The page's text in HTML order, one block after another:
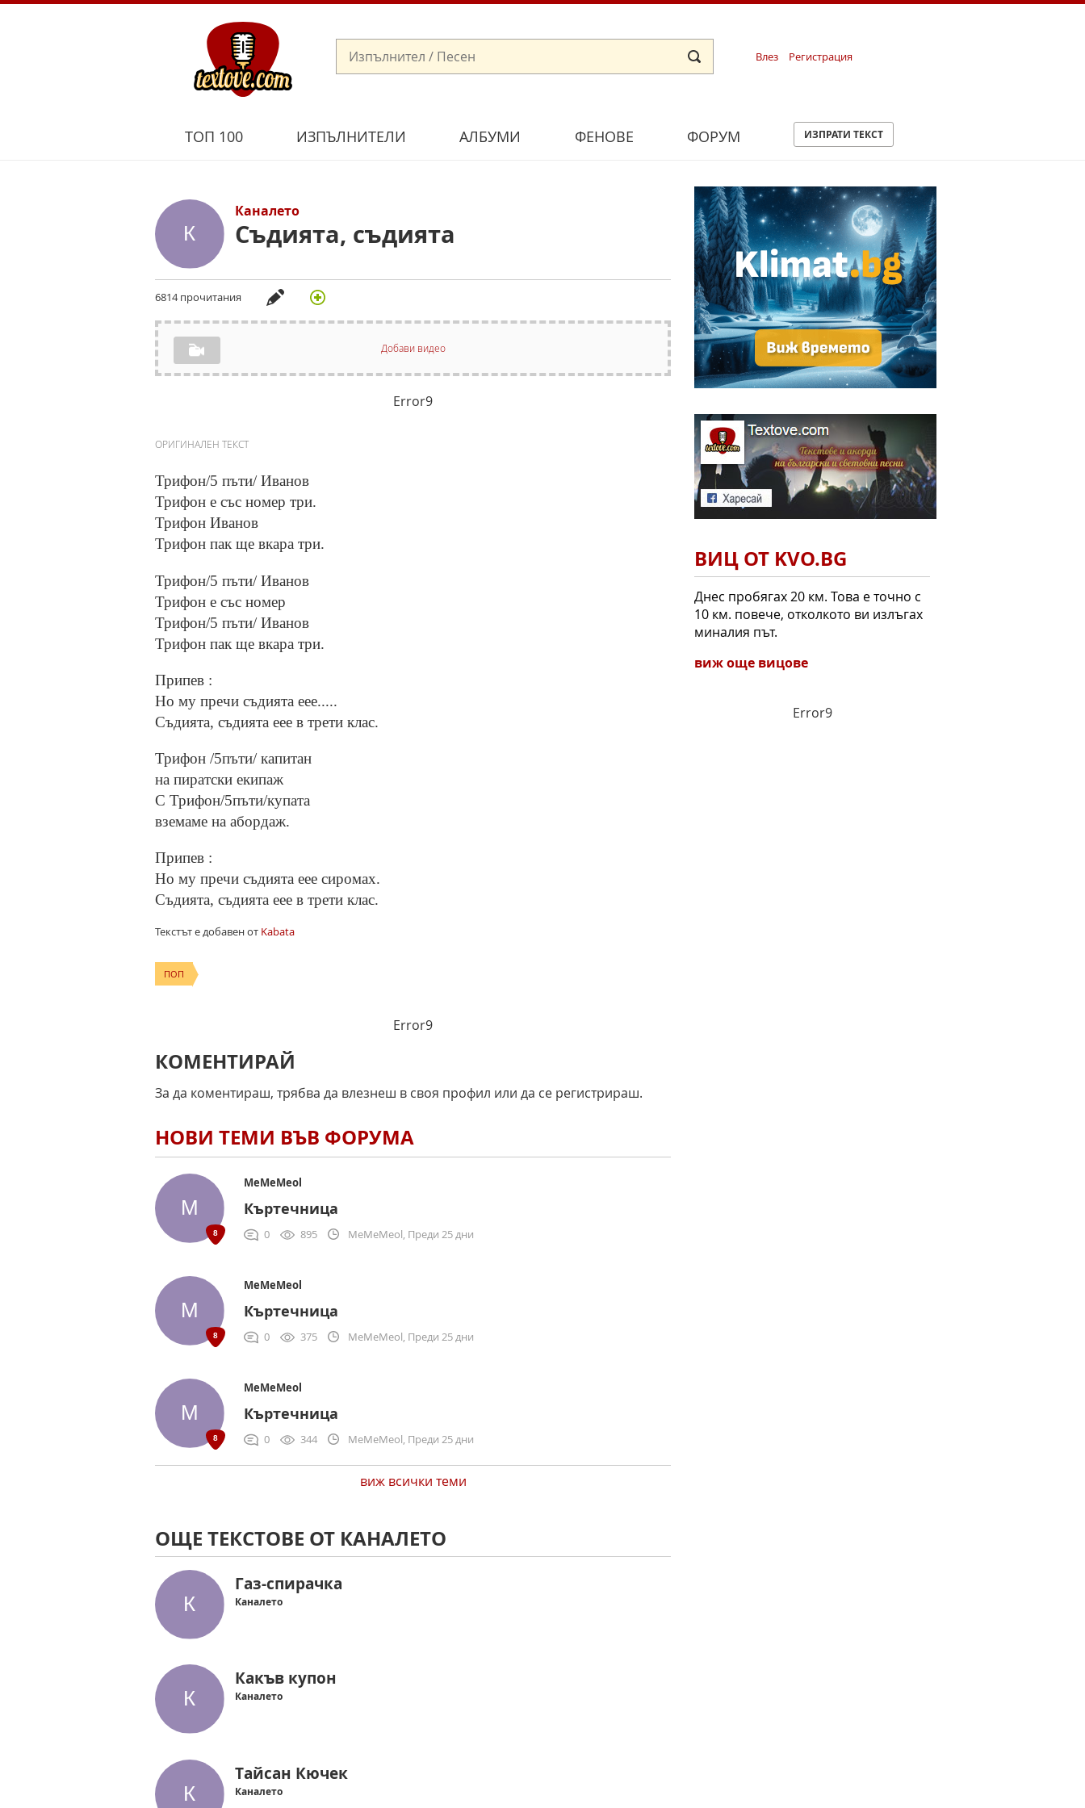
Влез Регистрация
ТОП 100 ИЗПЪЛНИТЕЛИ АЛБУМИ ФЕНОВЕ ФОРУМ ИЗПРАТИ ТЕКСТ
Каналето
Съдията, съдията
6814 прочитания
Добави видео
Error9
ОРИГИНАЛЕН ТЕКСТ
Трифон/5 пъти/ Иванов
Трифон е със номер три.
Трифон Иванов
Трифон пак ще вкара три.
Трифон/5 пъти/ Иванов
Трифон е със номер
Трифон/5 пъти/ Иванов
Трифон пак ще вкара три.
Припев :
Но му пречи съдията еее.....
Съдията, съдията еее в трети клас.
Трифон /5пъти/ капитан
на пиратски екипаж
С Трифон/5пъти/купата
вземаме на абордаж.
Припев :
Но му пречи съдията еее сиромах.
Съдията, съдията еее в трети клас.
Текстът е добавен от Kabata
ПОП
Error9
КОМЕНТИРАЙ
За да коментираш, трябва да влезнеш в своя профил или да се регистрираш.
НОВИ ТЕМИ ВЪВ ФОРУМА
MeMeMeol
Къртечница
0 895 MeMeMeol, Преди 25 дни
MeMeMeol
Къртечница
0 375 MeMeMeol, Преди 25 дни
MeMeMeol
Къртечница
0 344 MeMeMeol, Преди 25 дни
виж всички теми
ОЩЕ ТЕКСТОВЕ ОТ КАНАЛЕТО
Газ-спирачка
Каналето
Какъв купон
Каналето
Тайсан Кючек
Каналето
ВИЦ ОТ KVO.BG
Днес пробягах 20 км. Това е точно с
10 км. повече, отколкото ви излъгах
миналия път.
виж още вицове
Error9